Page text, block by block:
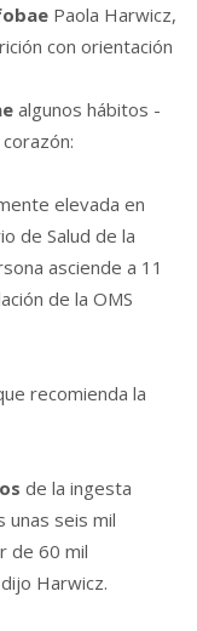
Paola Harwicz,
con orientación
algunos hábitos -
elevada en
de Salud de la
asciende a 11
de la OMS
recomienda la
de la ingesta
unas seis mil
de 60 mil
Harwicz.